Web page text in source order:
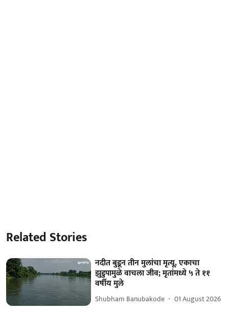
Related Stories
नदीत बुडून तीन मुलांचा मृत्यू, एकाचा
झुडुपामुळे वाचला जीव; मृतांमध्ये ५ ते ११
वर्षीय मुले
Shubham Banubakode 01 August 2026